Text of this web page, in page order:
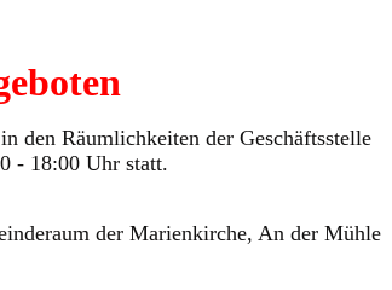
den Räumlichkeiten der Geschäftsstelle
- 18:00 Uhr statt.
der Marienkirche, An der Mühle